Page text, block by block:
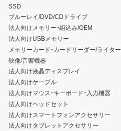
SSD
ブルーレイ/DVD/CDドライブ
法人向けメモリー・組込み/OEM
法人向けUSBメモリー
メモリーカード・カードリーダー/ライター
映像/音響機器
法人向け液晶ディスプレイ
法人向けケーブル
法人向けマウス・キーボード・入力機器
法人向けヘッドセット
法人向けスマートフォンアクセサリー
法人向けタブレットアクセサリー